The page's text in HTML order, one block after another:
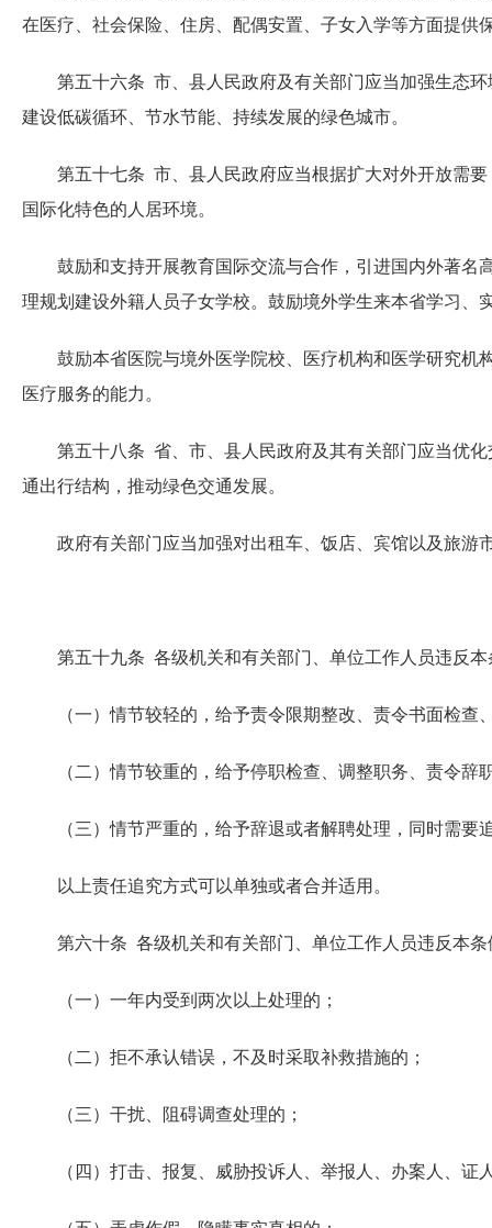
在医疗、社会保险、住房、配偶安置、子女入学等方面提
第五十六条 市、县人民政府及有关部门应当加强生态环
建设低碳循环、节水节能、持续发展的绿色城市。
第五十七条 市、县人民政府应当根据扩大对外开放需要
国际化特色的人居环境。
鼓励和支持开展教育国际交流与合作，引进国内外著名
理规划建设外籍人员子女学校。鼓励境外学生来本省学习、
鼓励本省医院与境外医学院校、医疗机构和医学研究机
医疗服务的能力。
第五十八条 省、市、县人民政府及其有关部门应当优化
通出行结构，推动绿色交通发展。
政府有关部门应当加强对出租车、饭店、宾馆以及旅游
第五十九条 各级机关和有关部门、单位工作人员违反本
（一）情节较轻的，给予责令限期整改、责令书面检查
（二）情节较重的，给予停职检查、调整职务、责令辞
（三）情节严重的，给予辞退或者解聘处理，同时需要
以上责任追究方式可以单独或者合并适用。
第六十条 各级机关和有关部门、单位工作人员违反本条
（一）一年内受到两次以上处理的；
（二）拒不承认错误，不及时采取补救措施的；
（三）干扰、阻碍调查处理的；
（四）打击、报复、威胁投诉人、举报人、办案人、证